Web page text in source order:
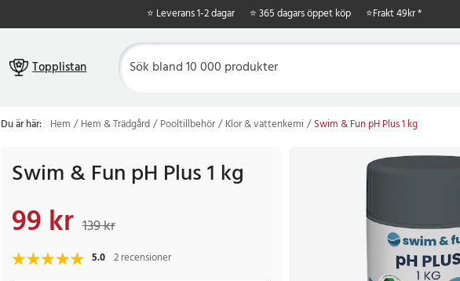
⭐ Leverans 1-2 dagar ⭐ 365 dagars öppet köp ⭐Frakt 49kr *
Topplistan
Du är här: Hem Hem & Trädgård Pooltillbehör Klor & vattenkemi Swim & Fun pH Plus 1 kg
Swim & Fun pH Plus 1 kg
Nuvarande pris
99 kr 139 kr
5.0 2 recensioner